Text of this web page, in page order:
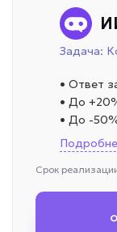
Задача:
• Ответ
• До
• До -
Срок